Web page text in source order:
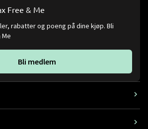
Free & Me
rabatter og poeng på dine kjøp. Bli
Me
Bli medlem